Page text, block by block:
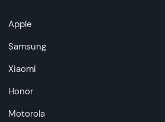
artikala budu što tačnije i
da garantuje da su svi podaci
Apple
Samsung
Xiaomi
Honor
Motorola